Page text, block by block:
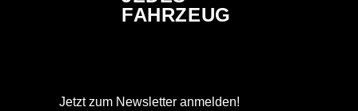
FAHRZEUG
Jetzt zum Newsletter anmelden!